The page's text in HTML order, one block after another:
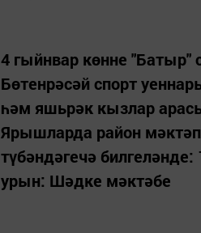
4 гыйнвар көнне
Бөтенрәсәй спорт
һәм яшьрәк кызлар
Ярышларда район
түбәндәгечә
урын: Шәдке мәктәбе